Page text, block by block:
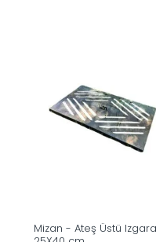
Mizan - Ateş Üstü Izgara